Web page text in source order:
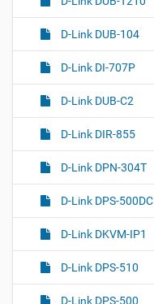
D-Link DUB-104
D-Link DI-707P
D-Link DUB-C2
D-Link DIR-855
D-Link DPN-304T
D-Link DPS-500DC
D-Link DKVM-IP1
D-Link DPS-510
D-Link DPS-500